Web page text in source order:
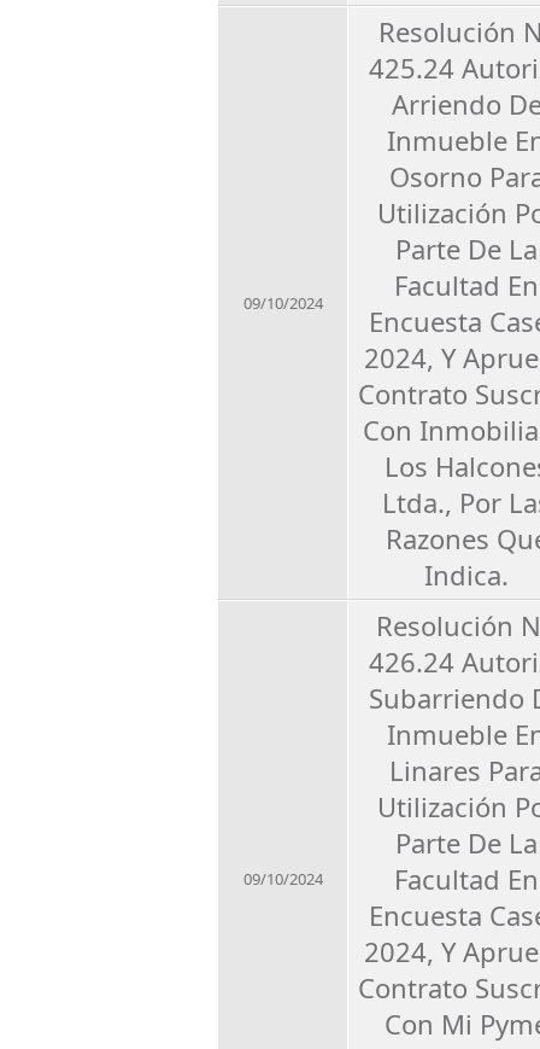
09/10/2024
Resolución
425.24
Arriendo
Inmueble
Osorno
Utilización
Parte De La
Facultad En
Encuesta
2024, Y
Contrato
Con
Los
Ltda., Por
Razones
Indica.
09/10/2024
Resolución
426.24
Subarriendo
Inmueble
Linares
Utilización
Parte De La
Facultad En
Encuesta
2024, Y
Contrato
Con Mi